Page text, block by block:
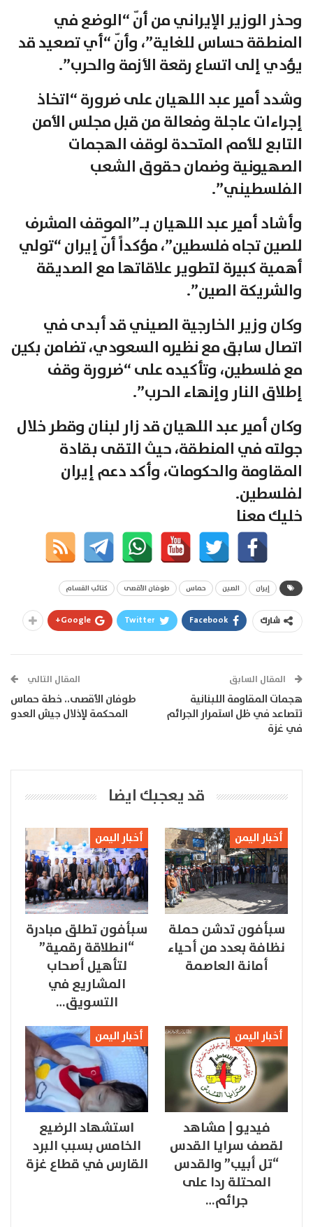
وحذر الوزير الإيراني من أنّ “الوضع في
المنطقة حساس للغاية”، وأنّ “أي تصعيد قد
يؤدي إلى اتساع رقعة الأزمة والحرب”.
وشدد أمير عبد اللهيان على ضرورة “اتخاذ
إجراءات عاجلة وفعالة من قبل مجلس الأمن
التابع للأمم المتحدة لوقف الهجمات
الصهيونية وضمان حقوق الشعب
الفلسطيني”.
وأشاد أمير عبد اللهيان بـ”الموقف المشرف
للصين تجاه فلسطين”، مؤكداً أنّ إيران “تولي
أهمية كبيرة لتطوير علاقاتها مع الصديقة
والشريكة الصين”.
وكان وزير الخارجية الصيني قد أبدى في
اتصال سابق مع نظيره السعودي، تضامن بكين
مع فلسطين، وتأكيده على “ضرورة وقف
إطلاق النار وإنهاء الحرب”.
وكان أمير عبد اللهيان قد زار لبنان وقطر خلال
جولته في المنطقة، حيث التقى بقادة
المقاومة والحكومات، وأكد دعم إيران
لفلسطين.
خليك معنا
إيران الصين حماس طوفان الأقصى كتائب القسام
شارك Facebook
Twitter
Google+
المقال السابق
هجمات المقاومة اللبنانية
تتصاعد في ظل استمرار الجرائم
في غزة
المقال التالي
طوفان الأقصى.. خطة حماس
المحكمة لإذلال جيش العدو
قد يعجبك ايضا
أخبار اليمن
سبأفون تدشن حملة
نظافة بعدد من أحياء
أمانة العاصمة
أخبار اليمن
سبأفون تطلق مبادرة
“انطلاقة رقمية”
لتأهيل أصحاب
المشاريع في
التسويق…
أخبار اليمن
فيديو | مشاهد
لقصف سرايا القدس
“تل أبيب” والقدس
المحتلة ردا على
جرائم…
أخبار اليمن
استشهاد الرضيع
الخامس بسبب البرد
القارس في قطاع غزة